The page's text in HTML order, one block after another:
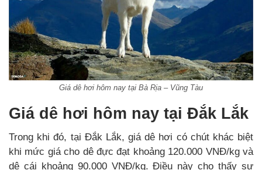
Giá dê hơi hôm nay tại Bà Rịa – Vũng Tàu
Giá dê hơi hôm nay tại Đắk Lắk
Trong khi đó, tại Đắk Lắk, giá dê hơi có chút khác biệt
khi mức giá cho dê đực đạt khoảng 120.000 VNĐ/kg và
dê cái khoảng 90.000 VNĐ/kg. Điều này cho thấy sự